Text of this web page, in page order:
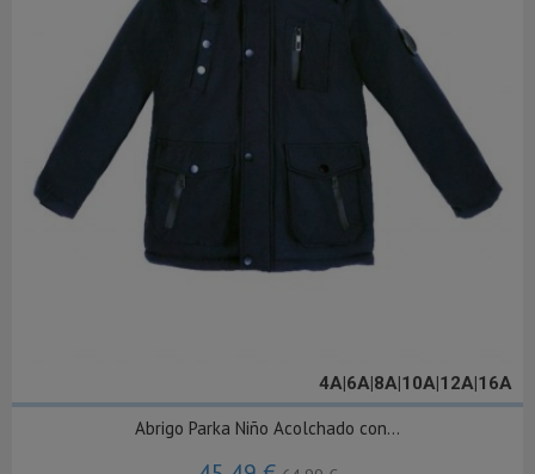
4A|6A|8A|10A|12A|16A
Abrigo Parka Niño Acolchado con...